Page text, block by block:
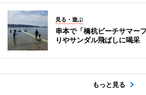
見る・遊ぶ
串本で「橋杭ビーチサマ
りやサンダル飛ばしに喝采
もっと見る